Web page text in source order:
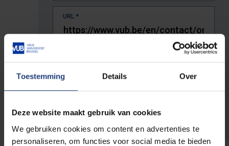
Toestemming Details Over
Deze website maakt gebruik van cookies
We gebruiken cookies om content en advertenties te
personaliseren, om functies voor social media te bieden
URL *
De volledige URL van de pagina waar je de fout zag.